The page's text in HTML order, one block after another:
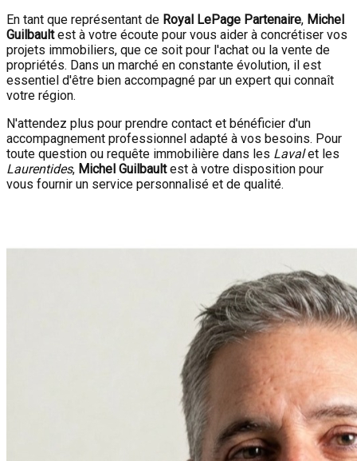
En tant que représentant de Royal LePage Partenaire, Michel
Guilbaultest à votre écoute pour vous aider à concrétiser vos
projets immobiliers, que ce soit pour l'achat ou la vente de
propriétés. Dans un marché en constante évolution, il est
essentiel d'être bien accompagné par un expert qui connaît
votre région.
N'attendez plus pour prendre contact et bénéficier d'un
accompagnement professionnel adapté à vos besoins. Pour
toute question ou requête immobilière dans les Lavalet les
Laurentides, Michel Guilbaultest à votre disposition pour
vous fournir un service personnalisé et de qualité.